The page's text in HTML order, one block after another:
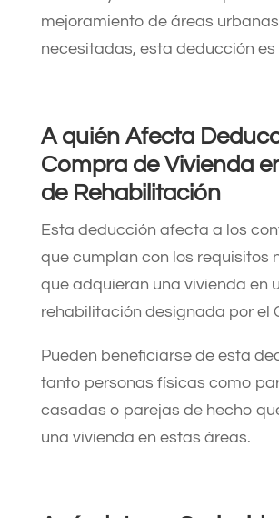
mejoramiento de áreas urbanas
necesitadas, esta deducción es
A quién Afecta
Compra de Vivienda
de Rehabilitación
Esta deducción afecta a los
que cumplan con los requisitos
que adquieran una vivienda en
rehabilitación designada por el
Pueden beneficiarse de esta
tanto personas físicas como
casadas o parejas de hecho
una vivienda en estas áreas.